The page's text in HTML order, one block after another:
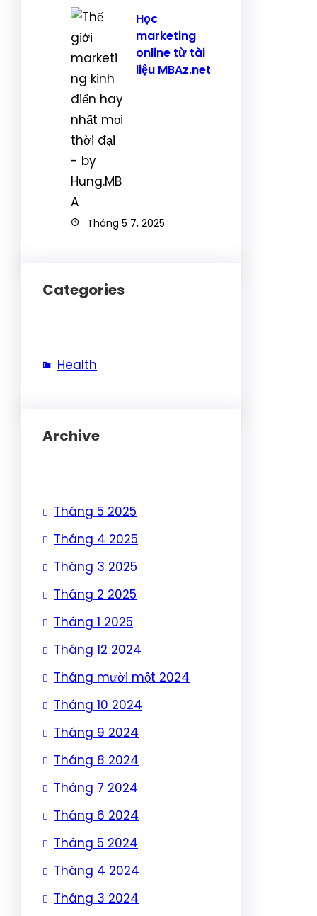
Học
marketing
online từ tài
liệu MBAz.net
Tháng 5 7, 2025
Categories
Health
Archive
Tháng 5 2025
Tháng 4 2025
Tháng 3 2025
Tháng 2 2025
Tháng 1 2025
Tháng 12 2024
Tháng mười một 2024
Tháng 10 2024
Tháng 9 2024
Tháng 8 2024
Tháng 7 2024
Tháng 6 2024
Tháng 5 2024
Tháng 4 2024
Tháng 3 2024